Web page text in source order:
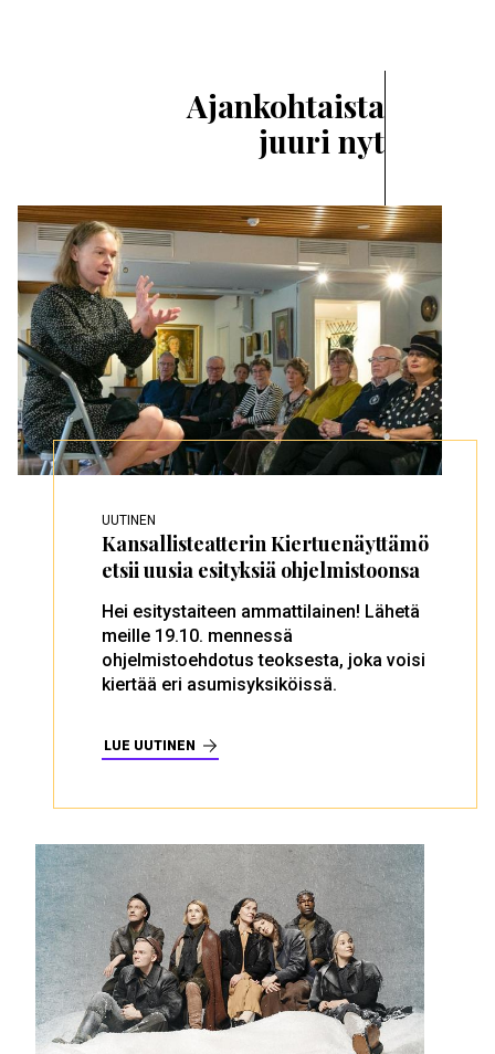
Ajankohtaista
juuri nyt
UUTINEN
Kansallisteatterin Kiertuenäyttämö
etsii uusia esityksiä ohjelmistoonsa
Hei esitystaiteen ammattilainen! Lähetä
meille 19.10. mennessä
ohjelmistoehdotus teoksesta, joka voisi
kiertää eri asumisyksiköissä.
LUE UUTINEN